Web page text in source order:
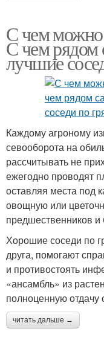
С чем можно
С чем рядом
лучшие
Каждому агроному
севооборота на
рассчитывать не
ежегодно проводят
оставляя места под
овощную или
предшественников и
Хорошие соседи по
друга, помогают
и противостоять
«ансамбль» из
полноценную отдачу
читать дальше →